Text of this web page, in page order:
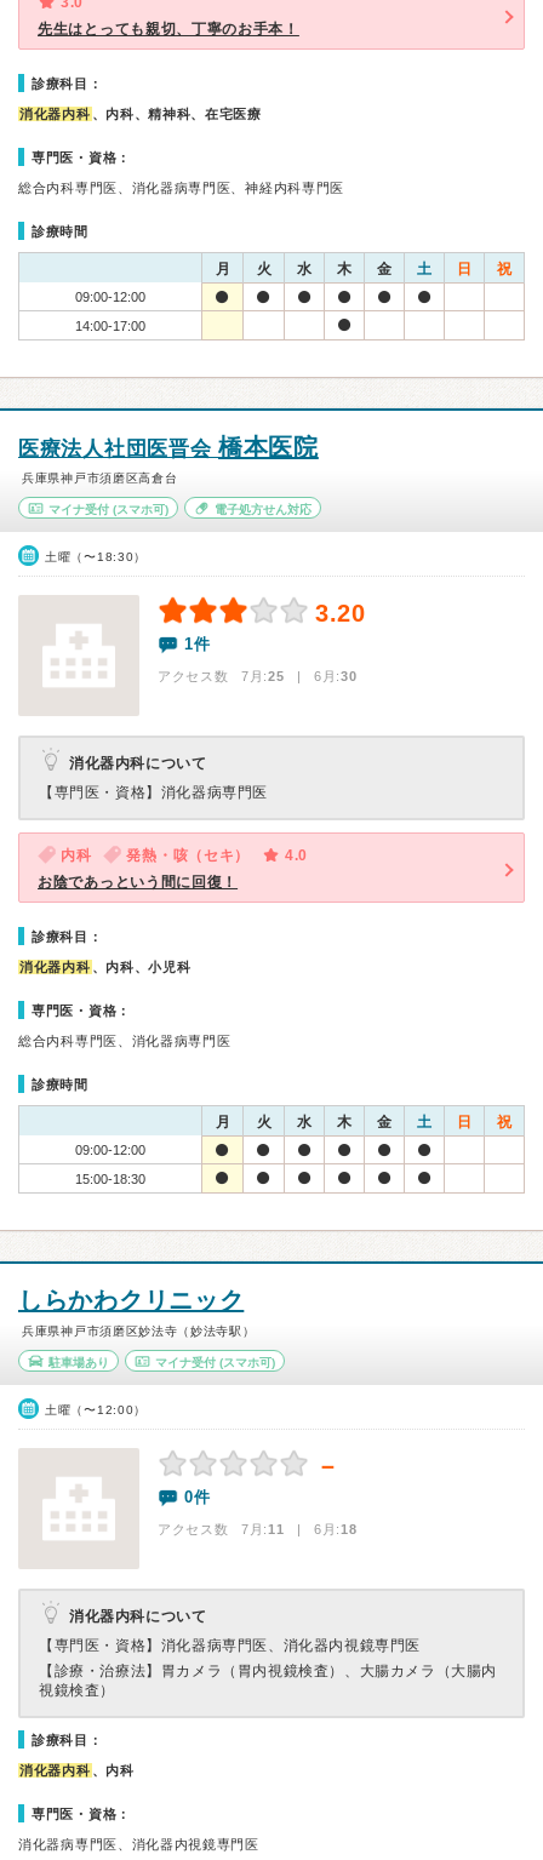
先生はとっても親切、丁寧のお手本！
診療科目：
消化器内科 、内科、精神科、在宅医療
専門医・資格：
総合内科専門医、消化器病専門医、神経内科専門医
診療時間
月 火 水 木 金 土 日 祝
09:00-12:00
14:00-17:00
医療法人社団医晋会 橋本医院
兵庫県神戸市須磨区高倉台
マイナ受付 (スマホ可) 電子処方せん対応
土曜（〜18:30）
3.20
1件
アクセス数 7月:25 | 6月:30
消化器内科について
【専門医・資格】 消化器病専門医
内科 発熱・咳（セキ）
4.0
お陰であっという間に回復！
診療科目：
消化器内科 、内科、小児科
専門医・資格：
総合内科専門医、消化器病専門医
診療時間
月 火 水 木 金 土 日 祝
09:00-12:00
15:00-18:30
しらかわクリニック
兵庫県神戸市須磨区妙法寺（妙法寺駅）
駐車場あり マイナ受付(スマホ可)
土曜（〜12:00）
－
0件
アクセス数 7月:11 | 6月:18
消化器内科について
【専門医・資格】 消化器病専門医、消化器内視鏡専門医
【診療・治療法】 胃カメラ（胃内視鏡検査）、大腸カメラ（大腸内
視鏡検査）
診療科目：
消化器内科 、内科
専門医・資格：
消化器病専門医、消化器内視鏡専門医